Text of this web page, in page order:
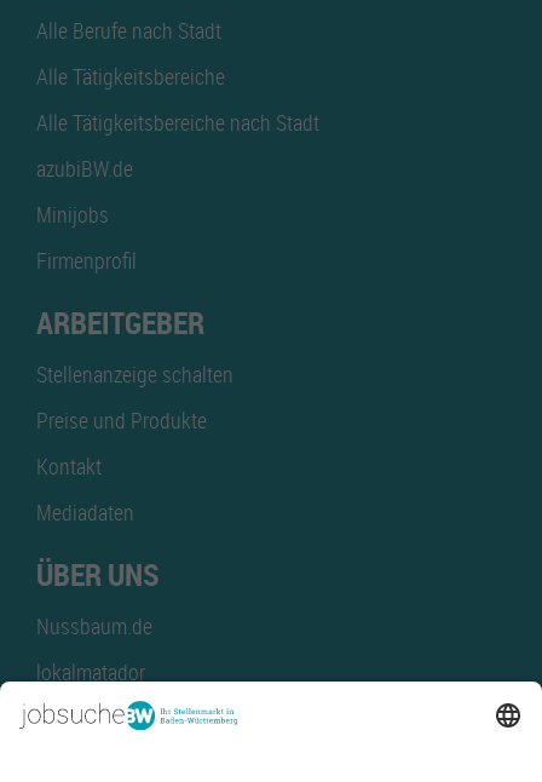
Alle Berufe nach Stadt
Alle Tätigkeitsbereiche
Alle Tätigkeitsbereiche nach Stadt
azubiBW.de
Minijobs
Firmenprofil
ARBEITGEBER
Stellenanzeige schalten
Preise und Produkte
Kontakt
Mediadaten
ÜBER UNS
Nussbaum.de
lokalmatador
kaufinBW